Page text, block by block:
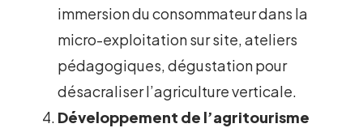
immersion du consommateur dans la
micro-exploitation sur site, ateliers
pédagogiques, dégustation pour
désacraliser l’agriculture verticale.
Développement de l’agritourisme